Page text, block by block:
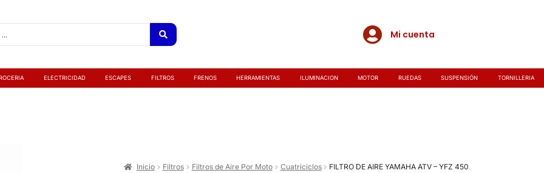
Mi cuenta
ELECTRICIDAD ESCAPES FILTROS FRENOS HERRAMIENTAS ILUMINACION MOTOR RUEDAS SUSPENSIÓN TORNILLERIA
Inicio Filtros Filtros de Aire Por Moto Cuatriciclos
FILTRO DE AIRE YAMAHA ATV – YFZ 450